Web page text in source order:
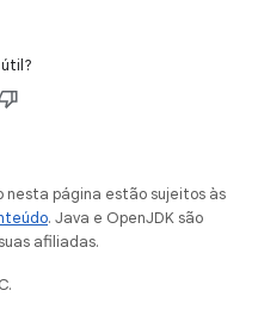
nesta página estão sujeitos às
. Java e OpenJDK são
afiliadas.